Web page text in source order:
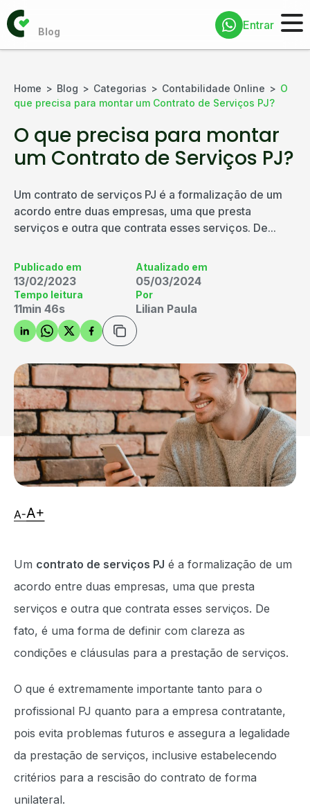
Entrar
Home Blog Categorias Contabilidade Online
O
que precisa para montar um Contrato de Serviços PJ?
O que precisa para montar
um Contrato de Serviços PJ?
Um contrato de serviços PJ é a formalização de um
acordo entre duas empresas, uma que presta
serviços e outra que contrata esses serviços. De...
Publicado em
13/02/2023
Atualizado em
05/03/2024
Tempo leitura
11min 46s
Por
Lilian Paula
Um contrato de serviços PJ é a formalização de um
acordo entre duas empresas, uma que presta
serviços e outra que contrata esses serviços. De
fato, é uma forma de definir com clareza as
condições e cláusulas para a prestação de serviços.
O que é extremamente importante tanto para o
profissional PJ quanto para a empresa contratante,
pois evita problemas futuros e assegura a legalidade
da prestação de serviços, inclusive estabelecendo
critérios para a rescisão do contrato de forma
unilateral.